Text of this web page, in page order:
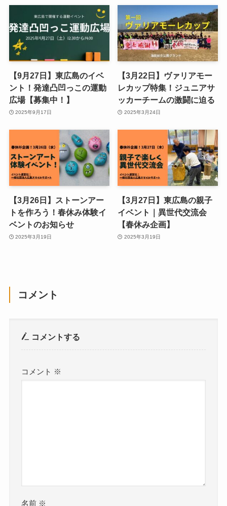
【9月27日】東広島のイベ
ント！発達凸凹っこの運動
広場【募集中！】
2025年9月17日
【3月22日】ヴァリアモー
レカップ特集！ジュニアサ
ッカーチームの激闘に迫る
2025年3月24日
【3月26日】ストーンアー
トを作ろう！春休み体験イ
ベントのお知らせ
2025年3月19日
【3月27日】東広島の親子
イベント｜異世代交流会
【春休み企画】
2025年3月19日
コメント
コメントする
コメント ※
名前 ※